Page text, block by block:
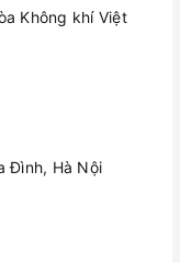
Không khí Việt
Đình, Hà Nội